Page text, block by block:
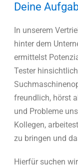
Deine
In unserem
hinter dem
ermittelst
Tester
freundlich, hörst
und Probleme
Kollegen,
zu bringen und
Hierfür suchen